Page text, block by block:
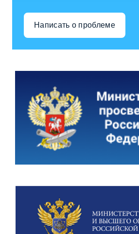
Написать о проблеме